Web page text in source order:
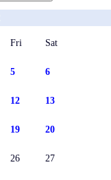
Fri Sat
5 6
12 13
19 20
26 27